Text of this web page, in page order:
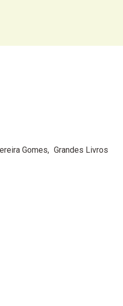
Gomes Grandes Livros